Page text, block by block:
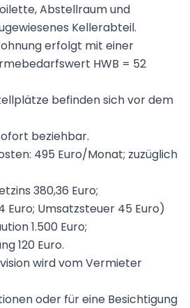
Abstellraum und
Kellerabteil.
erfolgt mit einer
HWB = 52
befinden sich vor dem
beziehbar.
495 Euro/Monat; zuzüglich
380,36 Euro;
Euro; Umsatzsteuer 45 Euro)
1.500 Euro;
120 Euro.
wird vom Vermieter
oder für eine Besichtigung